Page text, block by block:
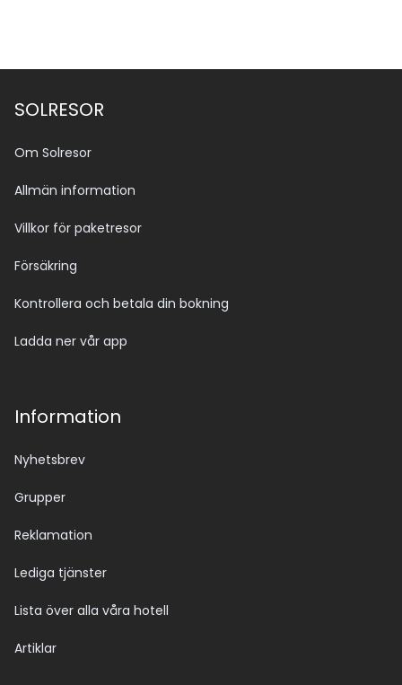
SOLRESOR
Om Solresor
Allmän information
Villkor för paketresor
Försäkring
Kontrollera och betala din bokning
Ladda ner vår app
Information
Nyhetsbrev
Grupper
Reklamation
Lediga tjänster
Lista över alla våra hotell
Artiklar